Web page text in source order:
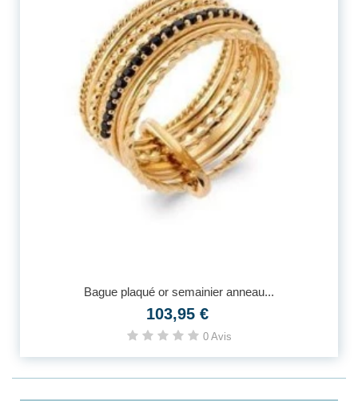
Bague plaqué or semainier anneau...
103,95 €
0 Avis